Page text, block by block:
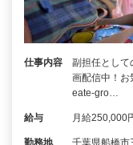
仕事内容
副担任として
画配信中！お
eate-gro…
給与 月給250,000
勤務地 千葉県船橋市